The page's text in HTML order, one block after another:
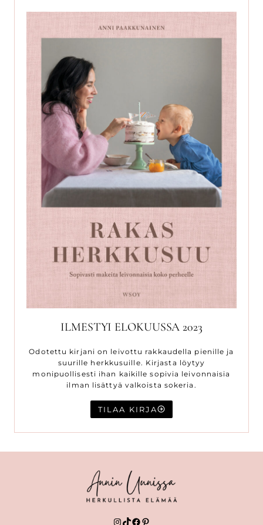
ILMESTYI ELOKUUSSA 2023
Odotettu kirjani on leivottu rakkaudella pienille ja
suurille herkkusuille. Kirjasta löytyy
monipuollisesti ihan kaikille sopivia leivonnaisia
ilman lisättyä valkoista sokeria.
TILAA KIRJA
Instagram
TikTok
Facebook
Pinterest